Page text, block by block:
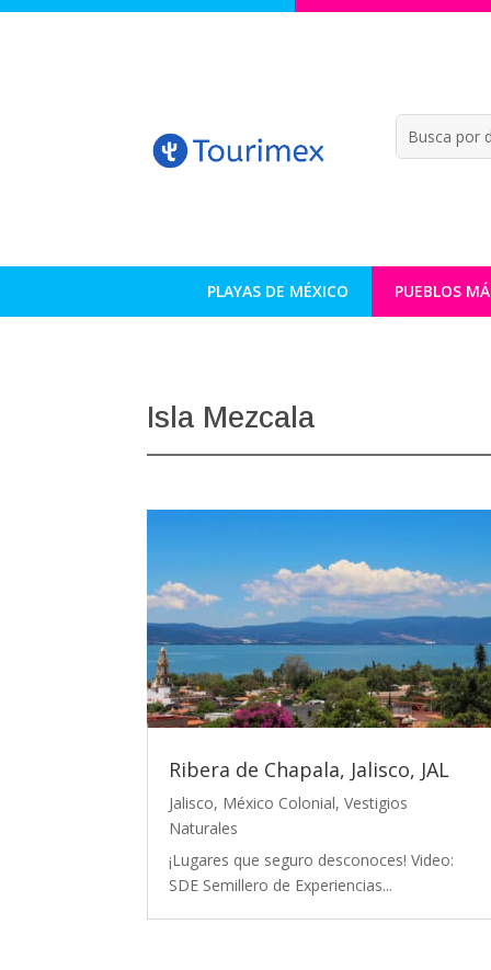
PLAYAS DE MÉXICO PUEBLOS
Isla Mezcala
Ribera de Chapala, Jalisco, JAL
Jalisco, México Colonial,Vestigios
Naturales
¡Lugares que seguro desconoces! Video:
SDE Semillero de Experiencias...